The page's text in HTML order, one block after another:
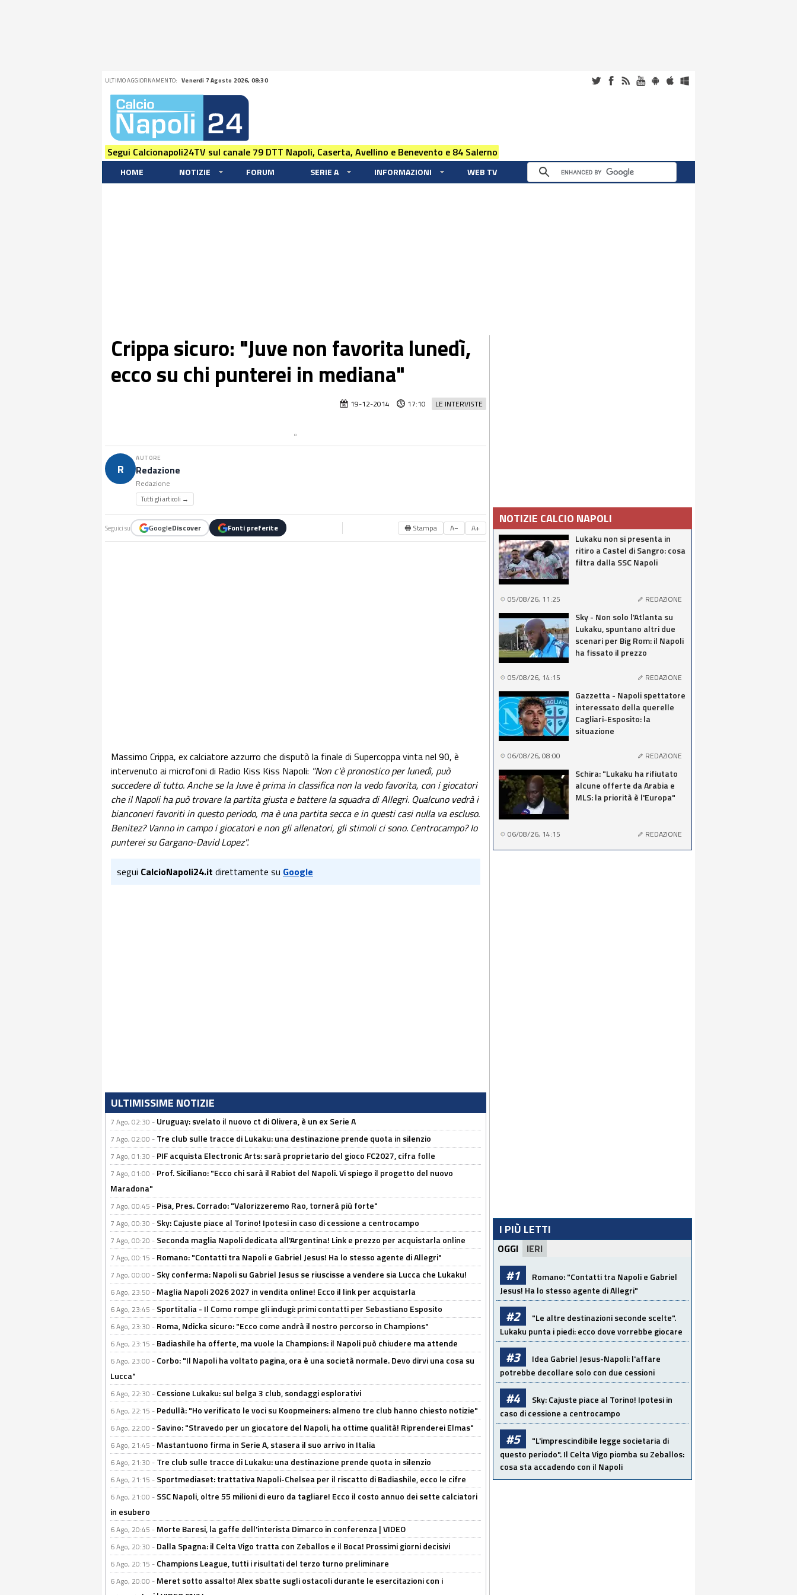
ULTIMO AGGIORNAMENTO: Venerdi 7 Agosto 2026, 08:30
Segui Calcionapoli24TV sul canale 79 DTT Napoli, Caserta, Avellino e Benevento e 84 Salerno
HOME NOTIZIE FORUM SERIE A INFORMAZIONI WEB TV
Crippa sicuro: "Juve non favorita lunedì,
ecco su chi punterei in mediana"
LE INTERVISTE
19-12-2014 17:10
R
AUTORE
Redazione
Redazione
Tutti gli articoli →
Seguici su GoogleDiscover Fonti preferite 🖶 Stampa A− A+
Massimo Crippa, ex calciatore azzurro che disputò la finale di Supercoppa vinta nel 90, è
intervenuto ai microfoni di Radio Kiss Kiss Napoli: "Non c'è pronostico per lunedì, può
succedere di tutto. Anche se la Juve è prima in classifica non la vedo favorita, con i giocatori
che il Napoli ha può trovare la partita giusta e battere la squadra di Allegri. Qualcuno vedrà i
bianconeri favoriti in questo periodo, ma è una partita secca e in questi casi nulla va escluso.
Benitez? Vanno in campo i giocatori e non gli allenatori, gli stimoli ci sono. Centrocampo? Io
punterei su Gargano-David Lopez".
segui CalcioNapoli24.it direttamente su Google
ULTIMISSIME NOTIZIE
7 Ago, 02:30 - Uruguay: svelato il nuovo ct di Olivera, è un ex Serie A
7 Ago, 02:00 - Tre club sulle tracce di Lukaku: una destinazione prende quota in silenzio
7 Ago, 01:30 - PIF acquista Electronic Arts: sarà proprietario del gioco FC2027, cifra folle
7 Ago, 01:00 - Prof. Siciliano: "Ecco chi sarà il Rabiot del Napoli. Vi spiego il progetto del nuovo
Maradona"
7 Ago, 00:45 - Pisa, Pres. Corrado: "Valorizzeremo Rao, tornerà più forte"
7 Ago, 00:30 - Sky: Cajuste piace al Torino! Ipotesi in caso di cessione a centrocampo
7 Ago, 00:20 - Seconda maglia Napoli dedicata all'Argentina! Link e prezzo per acquistarla online
7 Ago, 00:15 - Romano: "Contatti tra Napoli e Gabriel Jesus! Ha lo stesso agente di Allegri"
7 Ago, 00:00 - Sky conferma: Napoli su Gabriel Jesus se riuscisse a vendere sia Lucca che Lukaku!
6 Ago, 23:50 - Maglia Napoli 2026 2027 in vendita online! Ecco il link per acquistarla
6 Ago, 23:45 - Sportitalia - Il Como rompe gli indugi: primi contatti per Sebastiano Esposito
6 Ago, 23:30 - Roma, Ndicka sicuro: "Ecco come andrà il nostro percorso in Champions"
6 Ago, 23:15 - Badiashile ha offerte, ma vuole la Champions: il Napoli può chiudere ma attende
6 Ago, 23:00 - Corbo: "Il Napoli ha voltato pagina, ora è una società normale. Devo dirvi una cosa su
Lucca"
6 Ago, 22:30 - Cessione Lukaku: sul belga 3 club, sondaggi esplorativi
6 Ago, 22:15 - Pedullà: "Ho verificato le voci su Koopmeiners: almeno tre club hanno chiesto notizie"
6 Ago, 22:00 - Savino: "Stravedo per un giocatore del Napoli, ha ottime qualità! Riprenderei Elmas"
6 Ago, 21:45 - Mastantuono firma in Serie A, stasera il suo arrivo in Italia
6 Ago, 21:30 - Tre club sulle tracce di Lukaku: una destinazione prende quota in silenzio
6 Ago, 21:15 - Sportmediaset: trattativa Napoli-Chelsea per il riscatto di Badiashile, ecco le cifre
6 Ago, 21:00 - SSC Napoli, oltre 55 milioni di euro da tagliare! Ecco il costo annuo dei sette calciatori
in esubero
6 Ago, 20:45 - Morte Baresi, la gaffe dell'interista Dimarco in conferenza | VIDEO
6 Ago, 20:30 - Dalla Spagna: il Celta Vigo tratta con Zeballos e il Boca! Prossimi giorni decisivi
6 Ago, 20:15 - Champions League, tutti i risultati del terzo turno preliminare
6 Ago, 20:00 - Meret sotto assalto! Alex sbatte sugli ostacoli durante le esercitazioni con i
NOTIZIE CALCIO NAPOLI
Lukaku non si presenta in
ritiro a Castel di Sangro: cosa
filtra dalla SSC Napoli
05/08/26, 11:25 REDAZIONE
Sky - Non solo l'Atlanta su
Lukaku, spuntano altri due
scenari per Big Rom: il Napoli
ha fissato il prezzo
05/08/26, 14:15 REDAZIONE
Gazzetta - Napoli spettatore
interessato della querelle
Cagliari-Esposito: la
situazione
06/08/26, 08:00 REDAZIONE
Schira: "Lukaku ha rifiutato
alcune offerte da Arabia e
MLS: la priorità è l'Europa"
06/08/26, 14:15 REDAZIONE
I PIÙ LETTI
OGGI IERI
#1
Romano: "Contatti tra Napoli e Gabriel
Jesus! Ha lo stesso agente di Allegri"
#2
"Le altre destinazioni seconde scelte".
Lukaku punta i piedi: ecco dove vorrebbe giocare
#3
Idea Gabriel Jesus-Napoli: l'affare
potrebbe decollare solo con due cessioni
#4
Sky: Cajuste piace al Torino! Ipotesi in
caso di cessione a centrocampo
#5
"L'imprescindibile legge societaria di
questo periodo". Il Celta Vigo piomba su Zeballos:
cosa sta accadendo con il Napoli